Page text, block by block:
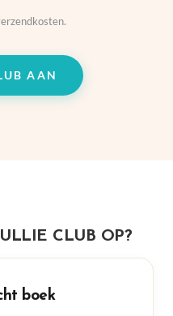
AAN
CLUB OP?
boek